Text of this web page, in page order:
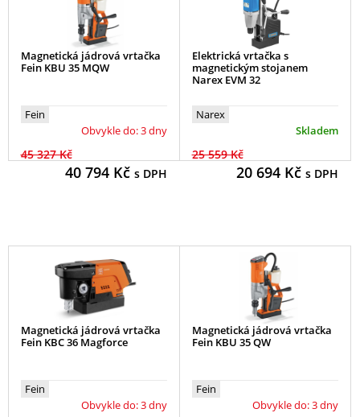
Magnetická jádrová vrtačka
Fein KBU 35 MQW
Fein
Obvykle do: 3 dny
45 327 Kč
40 794Kč s DPH
Elektrická vrtačka s
magnetickým stojanem
Narex EVM 32
Narex
Skladem
25 559 Kč
20 694Kč s DPH
Magnetická jádrová vrtačka
Fein KBC 36 Magforce
Fein
Obvykle do: 3 dny
Magnetická jádrová vrtačka
Fein KBU 35 QW
Fein
Obvykle do: 3 dny